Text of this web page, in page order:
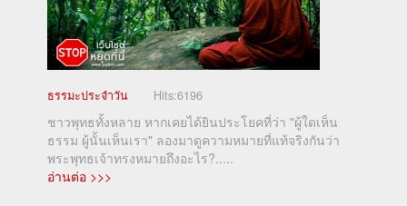
ธรรมะประจำวัน Hits:6196
ชาวพุทธทั้งหลาย หากเคยได้ยินประโยคที่ว่า "ผู้ใดเห็น
ธรรม ผู้นั้นเห็นเรา" ลองมาดูความหมายที่แท้จริงกันว่า
พระพุทธเจ้าทรงหมายถึงอะไร?.....
อ่านต่อ >>>